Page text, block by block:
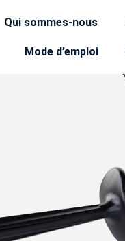
Qui sommes-nous
Mode d’emploi